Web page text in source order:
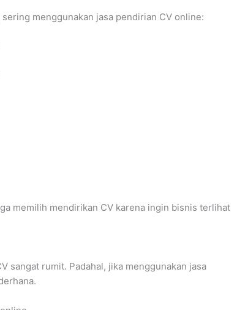
menggunakan jasa pendirian CV online:
memilih mendirikan CV karena ingin bisnis terlihat
sangat rumit. Padahal, jika menggunakan jasa